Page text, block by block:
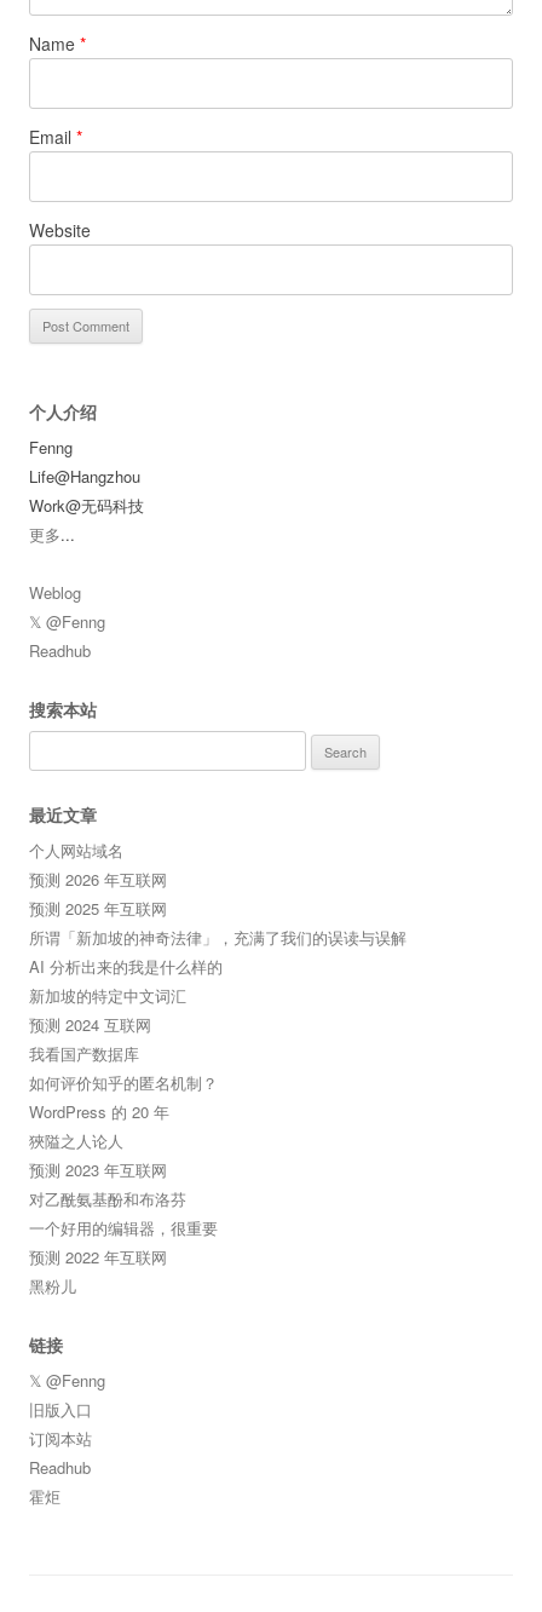
Name *
Email *
Website
个人介绍
Fenng
Life@Hangzhou
Work@无码科技
更多...
Weblog
𝕏 @Fenng
Readhub
搜索本站
for:
最近文章
个人网站域名
预测 2026 年互联网
预测 2025 年互联网
所谓「新加坡的神奇法律」，充满了我们的误读与误解
AI 分析出来的我是什么样的
新加坡的特定中文词汇
预测 2024 互联网
我看国产数据库
如何评价知乎的匿名机制？
WordPress 的 20 年
狹隘之人论人
预测 2023 年互联网
对乙酰氨基酚和布洛芬
一个好用的编辑器，很重要
预测 2022 年互联网
黑粉儿
链接
𝕏 @Fenng
旧版入口
订阅本站
Readhub
霍炬